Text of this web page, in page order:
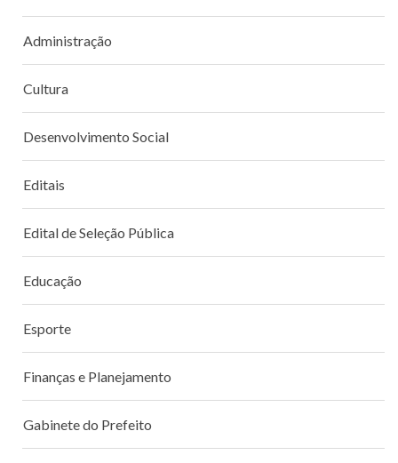
Administração
Cultura
Desenvolvimento Social
Editais
Edital de Seleção Pública
Educação
Esporte
Finanças e Planejamento
Gabinete do Prefeito